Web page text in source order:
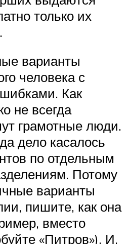
только их
варианты
человека с
Как
не всегда
грамотные люди.
дело касалось
по отдельным
Потому
варианты
пишите, как она
вместо
«Питров»). И,